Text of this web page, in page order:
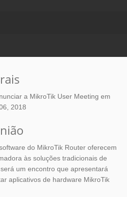
a MikroTik User Meeting em
2018
do MikroTik Router oferecem
às soluções tradicionais de
um encontro que apresentará
aplicativos de hardware MikroTik